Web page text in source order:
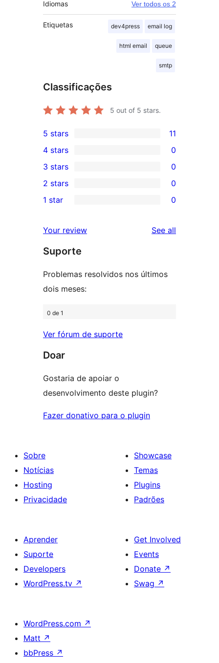
Idiomas Ver todos os 2
Etiquetas dev4press email log
html email queue
smtp
Classificações
5 out of 5 stars.
11
5-
star
reviews
5 stars 11
4-
star
reviews
4 stars 0
0
3-
star
3 stars 0
2-
reviews
2 stars 0
star
reviews
1 star 0
Your review See all
Suporte
Problemas resolvidos nos últimos
dois meses:
0 de 1
Ver fórum de suporte
Doar
Gostaria de apoiar o
desenvolvimento deste plugin?
Fazer donativo para o plugin
Sobre
Notícias
Hosting
Privacidade
Showcase
Temas
Plugins
Padrões
Aprender
Suporte
Developers
WordPress.tv ↗
Get Involved
Events
Donate ↗
Swag ↗
WordPress.com ↗
Matt ↗
bbPress ↗